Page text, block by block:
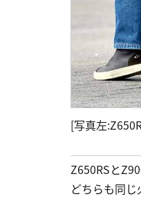
[写真左
Z650RSと
どちらも同